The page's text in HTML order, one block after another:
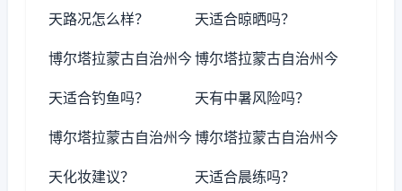
天路况怎么样？ 天适合晾晒吗？
博尔塔拉蒙古自治州今
天适合钓鱼吗？
博尔塔拉蒙古自治州今
天有中暑风险吗？
博尔塔拉蒙古自治州今
天化妆建议？
博尔塔拉蒙古自治州今
天适合晨练吗？